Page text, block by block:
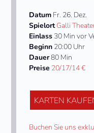
Datum Fr. 26. Dez.
SpielortGalli
Einlass 30 Min vor
Beginn 20:00 Uhr
Dauer80 Min
Preise 20/17/14 €
KARTEN
Buchen Sie uns